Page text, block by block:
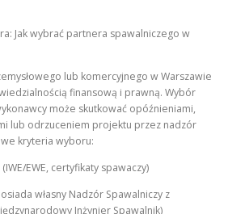
Jak wybrać partnera spawalniczego w
lub komercyjnego w Warszawie
finansową i prawną. Wybór
może skutkować opóźnieniami,
lub odrzuceniem projektu przez nadzór
kryteria wyboru:
EWE, certyfikaty spawaczy)
własny Nadzór Spawalniczy z
Inżynier Spawalnik)